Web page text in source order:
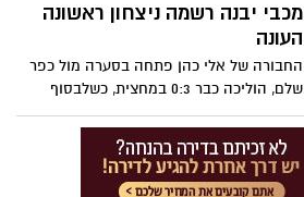
מכבי יבנה רשמה ניצחון ראשונה
העונה
החבורה של אלי כהן פתחה בסערה מול כפר
שלם, הוליכה כבר 0:3 במחצית, כשלבסוף
הצליחה לנצח 1:4. נבו מזרחי, תומר בן חיים
בפנדל, רז אמיר וגיא אבן בשער נדיר כבשו
לזכות מכבי